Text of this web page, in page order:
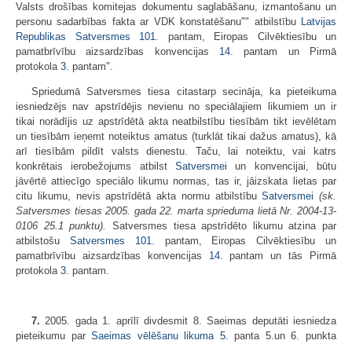
Valsts drošības komitejas dokumentu saglabāšanu, izmantošanu un
personu sadarbības fakta ar VDK konstatēšanu"" atbilstību Latvijas
Republikas Satversmes
101. pantam, Eiropas Cilvēktiesību un
pamatbrīvību aizsardzības konvencijas 14. pantam un Pirmā
protokola 3. pantam".
Spriedumā Satversmes tiesa citastarp secināja, ka pieteikuma
iesniedzējs nav apstrīdējis nevienu no speciālajiem likumiem un ir
tikai norādījis uz apstrīdētā akta neatbilstību tiesībām tikt ievēlētam
un tiesībām ieņemt noteiktus amatus (turklāt tikai dažus amatus), kā
arī tiesībām pildīt valsts dienestu. Taču, lai noteiktu, vai katrs
konkrētais ierobežojums atbilst Satversmei un konvencijai, būtu
jāvērtē attiecīgo speciālo likumu normas, tas ir, jāizskata lietas par
citu likumu, nevis apstrīdētā akta normu atbilstībuSatversmei (sk.
Satversmes tiesas 2005. gada 22. marta sprieduma lietā Nr. 2004-13-
0106 25.1 punktu).
Satversmes tiesa apstrīdēto likumu atzina par
atbilstošu Satversmes 101. pantam, Eiropas Cilvēktiesību un
pamatbrīvību aizsardzības konvencijas 14. pantam un tās Pirmā
protokola 3. pantam.
7. 2005. gada 1. aprīlī divdesmit 8. Saeimas deputāti iesniedza
pieteikumu parSaeimas vēlēšanu likuma 5. panta 5.un 6. punkta